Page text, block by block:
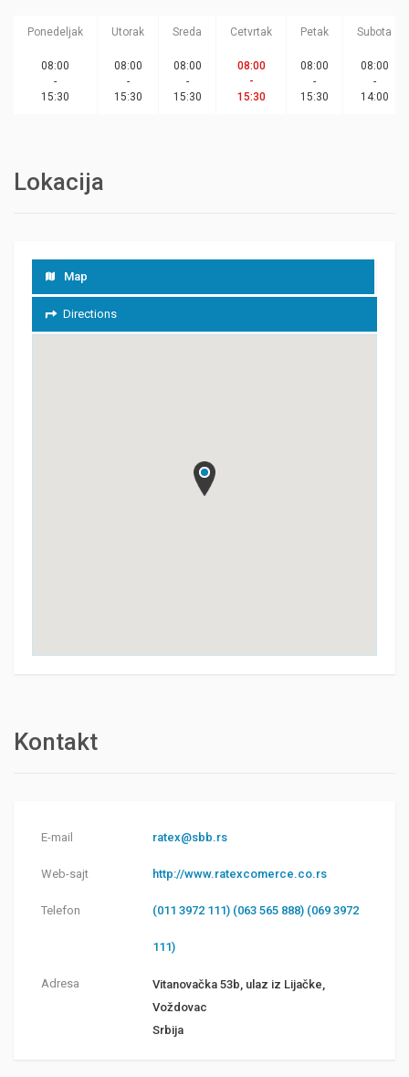
Ponedeljak Utorak Sreda Cetvrtak Petak Subota
08:00
-
15:30
08:00
-
15:30
08:00
-
15:30
08:00
-
15:30
08:00
-
15:30
08:00
-
14:00
Lokacija
Map
Directions
Kontakt
E-mail ratex@sbb.rs
Web-sajt http://www.ratexcomerce.co.rs
Telefon (011 3972 111) (063 565 888) (069 3972
111)
Adresa
Vitanovačka 53b, ulaz iz Lijačke,
Voždovac
Srbija